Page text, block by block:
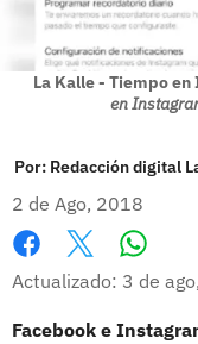
La Kalle - Tiempo
en
Por: Redacción digital
2 de Ago, 2018
Facebook
X
Actualizado: 3 de
Facebook e